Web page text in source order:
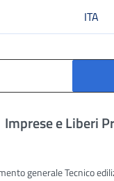
ITA
Imprese e Liberi
generale Tecnico